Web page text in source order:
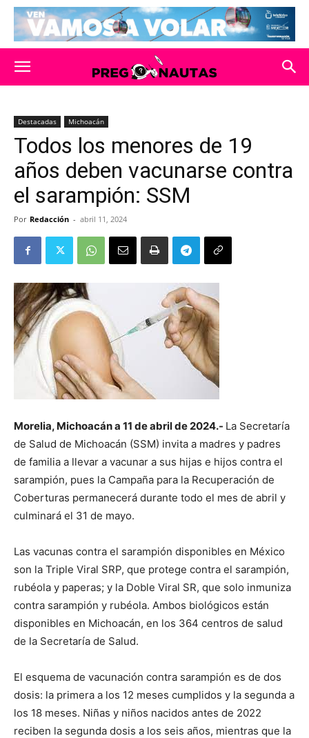
Destacadas Michoacán
Todos los menores de 19
años deben vacunarse contra
el sarampión: SSM
Por Redacción - abril 11, 2024
Morelia, Michoacán a 11 de abril de 2024.- La Secretaría
de Salud de Michoacán (SSM) invita a madres y padres
de familia a llevar a vacunar a sus hijas e hijos contra el
sarampión, pues la Campaña para la Recuperación de
Coberturas permanecerá durante todo el mes de abril y
culminará el 31 de mayo.
Las vacunas contra el sarampión disponibles en México
son la Triple Viral SRP, que protege contra el sarampión,
rubéola y paperas; y la Doble Viral SR, que solo inmuniza
contra sarampión y rubéola. Ambos biológicos están
disponibles en Michoacán, en los 364 centros de salud
de la Secretaría de Salud.
El esquema de vacunación contra sarampión es de dos
dosis: la primera a los 12 meses cumplidos y la segunda a
los 18 meses. Niñas y niños nacidos antes de 2022
reciben la segunda dosis a los seis años, mientras que la